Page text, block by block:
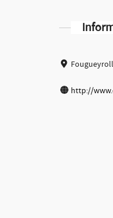
http://